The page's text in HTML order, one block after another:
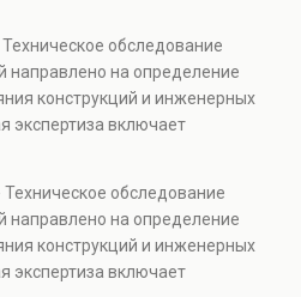
безопасности.
при покупке недвижимости,
и реконструкции объектов, а
и технических
обследование
направлено на определение
конструкций и инженерных
экспертиза включает
безопасности.
при покупке недвижимости,
и реконструкции объектов, а
и технических
обследование
направлено на определение
конструкций и инженерных
экспертиза включает